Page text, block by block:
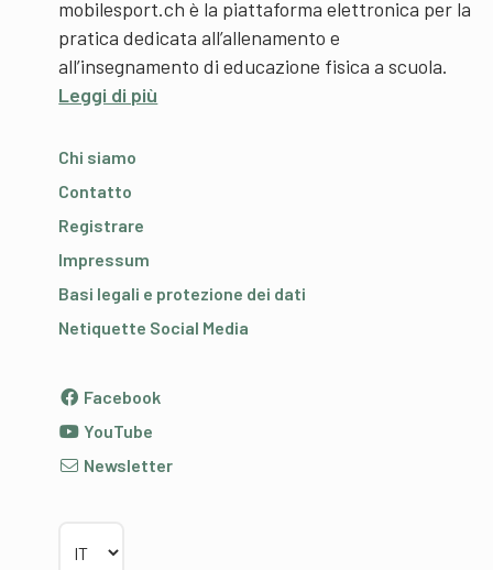
mobilesport.ch è la piattaforma elettronica per la
pratica dedicata all’allenamento e
all’insegnamento di educazione fisica a scuola.
Leggi di più
Chi siamo
Contatto
Registrare
Impressum
Basi legali e protezione dei dati
Netiquette Social Media
Facebook
YouTube
Newsletter